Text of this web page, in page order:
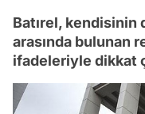
Batırel,
arasında bulunan
ifadeleriyle dikkat